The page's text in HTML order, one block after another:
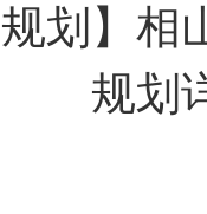
规划】
规划